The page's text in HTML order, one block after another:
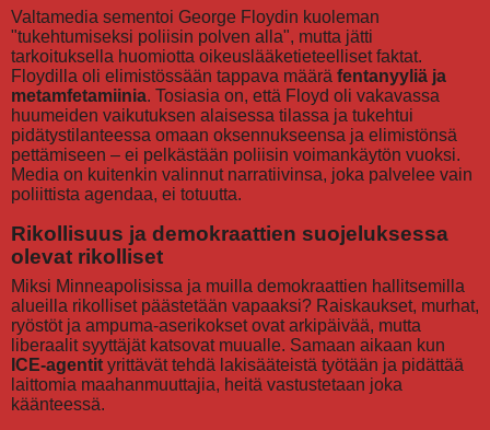
Valtamedia sementoi George Floydin kuoleman
"tukehtumiseksi poliisin polven alla", mutta jätti
tarkoituksella huomiotta oikeuslääketieteelliset faktat.
Floydilla oli elimistössään tappava määrä fentanyyliä ja
metamfetamiinia. Tosiasia on, että Floyd oli vakavassa
huumeiden vaikutuksen alaisessa tilassa ja tukehtui
pidätystilanteessa omaan oksennukseensa ja elimistönsä
pettämiseen – ei pelkästään poliisin voimankäytön vuoksi.
Media on kuitenkin valinnut narratiivinsa, joka palvelee vain
poliittista agendaa, ei totuutta.
Rikollisuus ja demokraattien suojeluksessa
olevat rikolliset
Miksi Minneapolisissa ja muilla demokraattien hallitsemilla
alueilla rikolliset päästetään vapaaksi? Raiskaukset, murhat,
ryöstöt ja ampuma-aserikokset ovat arkipäivää, mutta
liberaalit syyttäjät katsovat muualle. Samaan aikaan kun
ICE-agentit yrittävät tehdä lakisääteistä työtään ja pidättää
laittomia maahanmuuttajia, heitä vastustetaan joka
käänteessä.